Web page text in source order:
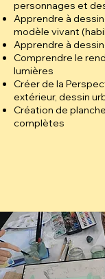
personnages et
Apprendre à
modèle vivant
Apprendre à
Comprendre le
lumières
Créer de la
extérieur, dessin
Création de
complètes